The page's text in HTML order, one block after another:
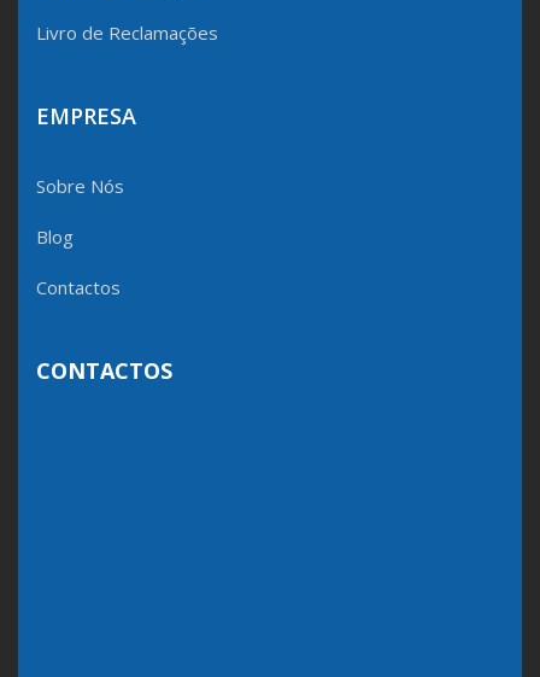
Livro de Reclamações
EMPRESA
Sobre Nós
Blog
Contactos
CONTACTOS